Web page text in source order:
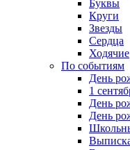
Буквы
Круги
Звезды
Сердца
Ходячие
По событиям
День
1
День
День